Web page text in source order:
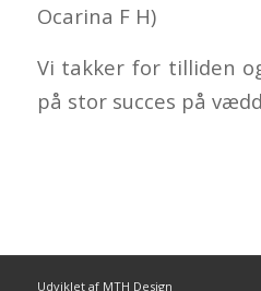
Ocarina F H)
Vi takker for tilliden
på stor succes på
Udviklet af MTH Design